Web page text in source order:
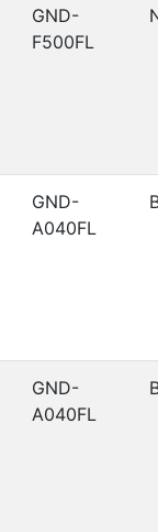
GND-
F500FL
GND-
A040FL
GND-
A040FL